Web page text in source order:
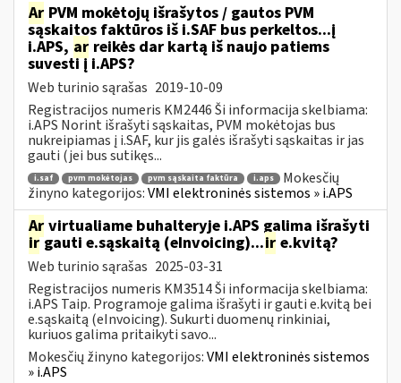
Ar PVM mokėtojų išrašytos / gautos PVM
sąskaitos faktūros iš i.SAF bus perkeltos...į
i.APS, ar reikės dar kartą iš naujo patiems
suvesti į i.APS?
Web turinio sąrašas 2019-10-09
Registracijos numeris KM2446 Ši informacija skelbiama:
i.APS Norint išrašyti sąskaitas, PVM mokėtojas bus
nukreipiamas į i.SAF, kur jis galės išrašyti sąskaitas ir jas
gauti (jei bus sutikęs...
i.saf pvm mokėtojas pvm sąskaita faktūra i.aps
Mokesčių
žinyno kategorijos:VMI elektroninės sistemos » i.APS
Ar virtualiame buhalteryje i.APS galima išrašyti
irgauti e.sąskaitą (eInvoicing)...ir e.kvitą?
Web turinio sąrašas 2025-03-31
Registracijos numeris KM3514 Ši informacija skelbiama:
i.APS Taip. Programoje galima išrašyti ir gauti e.kvitą bei
e.sąskaitą (eInvoicing). Sukurti duomenų rinkiniai,
kuriuos galima pritaikyti savo...
Mokesčių žinyno kategorijos:VMI elektroninės sistemos
» i.APS